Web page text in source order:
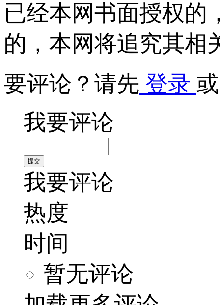
已经本网书面授权的
的，本网将追究其相
要评论？请先 登录
我要评论
我要评论
热度
时间
暂无评论